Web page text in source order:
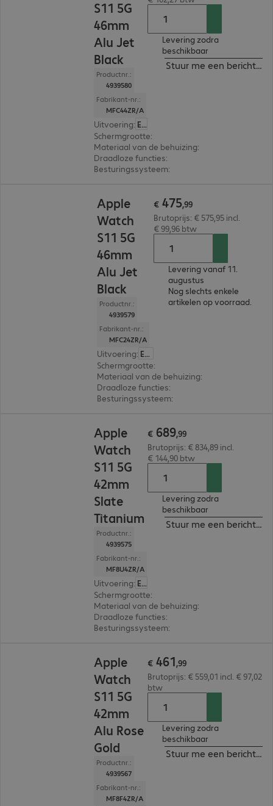
S11 5G
46mm
Alu Jet
Black
Productnr.:
4939580
Fabrikant-nr.:
MFC44ZR/A
Uitvoering: Europa
Schermgrootte:
Materiaal van de behuizing:
Draadloze functies:
Besturingssysteem:
Levering zodra
beschikbaar
Stuur me een bericht
Apple
Watch
S11 5G
46mm
Alu Jet
Black
Productnr.:
4939579
Fabrikant-nr.:
MFC24ZR/A
Uitvoering: Europa
Schermgrootte:
Materiaal van de behuizing:
Draadloze functies:
Besturingssysteem:
€ 475,99
Brutoprijs: € 575,95 incl.
€ 99,96 btw
Levering vanaf 11.
augustus
Nog slechts enkele
artikelen op voorraad.
Apple
Watch
S11 5G
42mm
Slate
Titanium
Productnr.:
4939575
Fabrikant-nr.:
MF8U4ZR/A
Uitvoering: Europa
Schermgrootte:
Materiaal van de behuizing:
Draadloze functies:
Besturingssysteem:
€ 689,99
Brutoprijs: € 834,89 incl.
€ 144,90 btw
Levering zodra
beschikbaar
Stuur me een bericht
Apple
Watch
S11 5G
42mm
Alu Rose
Gold
Productnr.:
4939567
Fabrikant-nr.:
MF8F4ZR/A
€ 461,99
Brutoprijs: € 559,01 incl. € 97,02
btw
Levering zodra
beschikbaar
Stuur me een bericht